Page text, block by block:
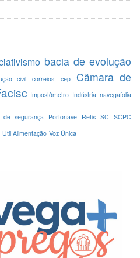
bacia de evolução
civil correios; cep
Câmara de
Impostômetro Indústria navegafolia
de segurança Portonave Refis SC SCPC
Util Alimentação Voz Única